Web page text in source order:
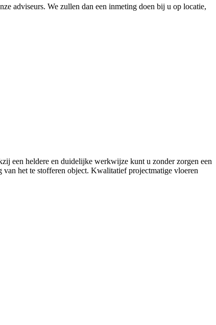
adviseurs. We zullen dan een inmeting doen bij u op locatie,
een heldere en duidelijke werkwijze kunt u zonder zorgen een
het te stofferen object. Kwalitatief projectmatige vloeren